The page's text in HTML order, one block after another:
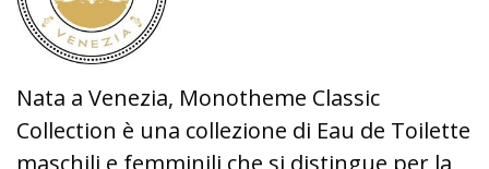
Nata a Venezia, Monotheme Classic
Collection è una collezione di Eau de Toilette
maschili e femminili che si distingue per la